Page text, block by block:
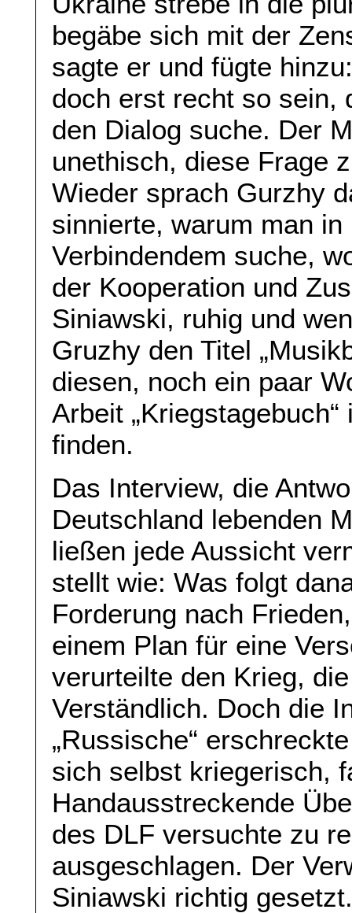
begäbe sich mit der
sagte er und fügte
doch erst recht so sein,
den Dialog suche. Der
unethisch, diese Frage
Wieder sprach Gurzhy
sinnierte, warum man
Verbindendem suche,
der Kooperation und
Siniawski, ruhig und
Gruzhy den Titel
diesen, noch ein paar
Arbeit
finden.
Das Interview, die
Deutschland lebenden
ließen jede Aussicht
stellt wie: Was folgt
Forderung nach
einem Plan für eine
verurteilte den Krieg,
Verständlich. Doch die
„Russische“
sich selbst kriegerisch,
Handausstreckende
des DLF versuchte zu
ausgeschlagen. Der
Siniawski richtig